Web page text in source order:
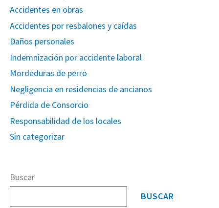
Accidentes en obras
Accidentes por resbalones y caídas
Daños personales
Indemnización por accidente laboral
Mordeduras de perro
Negligencia en residencias de ancianos
Pérdida de Consorcio
Responsabilidad de los locales
Sin categorizar
Buscar
BUSCAR